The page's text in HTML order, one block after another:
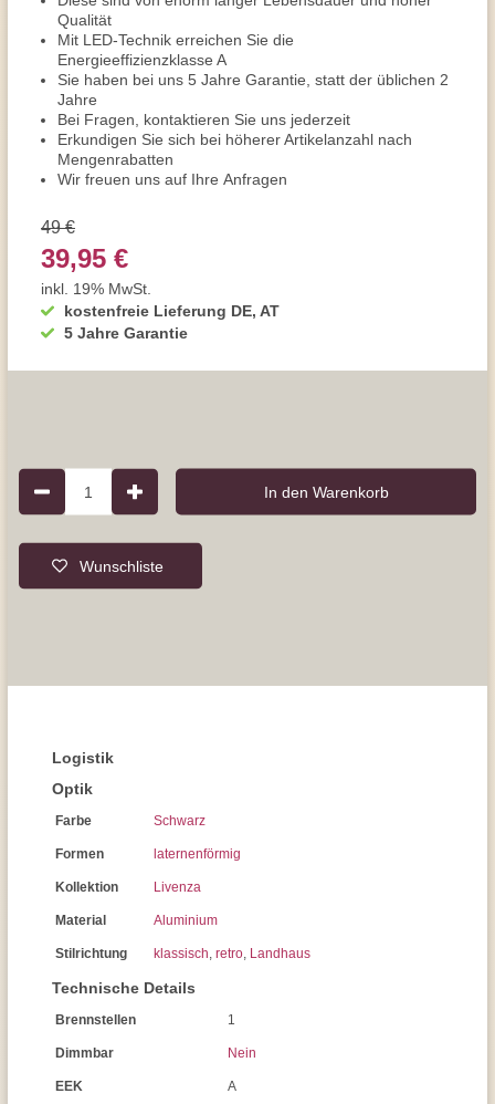
Qualität
Mit LED-Technik erreichen Sie die
Energieeffizienzklasse A
Sie haben bei uns 5 Jahre Garantie, statt der üblichen 2
Jahre
Bei Fragen, kontaktieren Sie uns jederzeit
Erkundigen Sie sich bei höherer Artikelanzahl nach
Mengenrabatten
Wir freuen uns auf Ihre Anfragen
kostenfreie Lieferung DE, AT
5 Jahre Garantie
49 €
39,95 €
inkl. 19% MwSt.
1 In den Warenkorb
Wunschliste
Logistik
Optik
Farbe Schwarz
Formen laternenförmig
Kollektion Livenza
Material Aluminium
Stilrichtung klassisch, retro, Landhaus
Technische Details
Brennstellen 1
Dimmbar Nein
EEK A